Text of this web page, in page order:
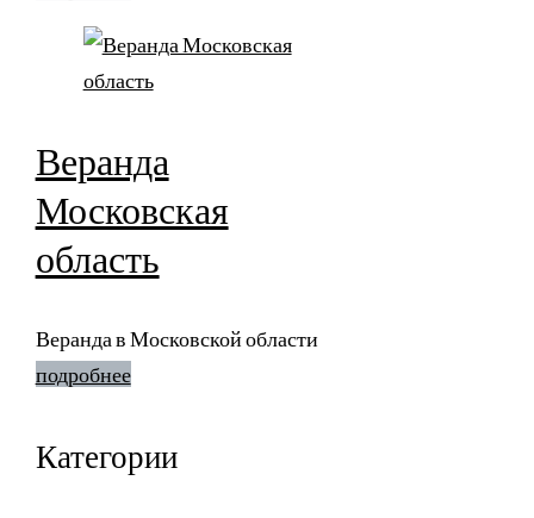
Веранда
Московская
область
Веранда в Московской области
подробнее
Категории